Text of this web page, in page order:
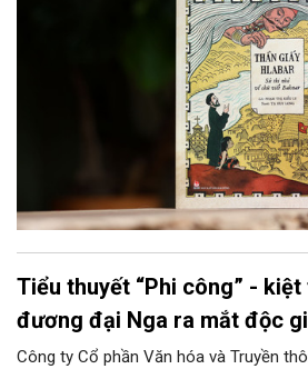
Tiểu thuyết “Phi công” -
đương đại Nga ra mắt độc
Công ty Cổ phần Văn hóa và Truyền